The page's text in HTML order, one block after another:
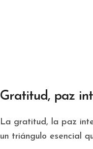
Gratitud, paz
La gratitud, la paz interior y la plenitud forman
un triángulo esencial